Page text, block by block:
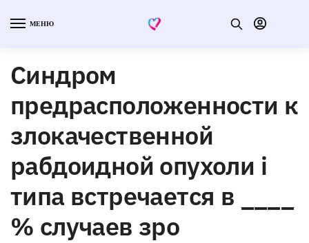
МЕНЮ
Синдром
предрасположенности к
злокачественной
рабдоидной опухоли i
типа встречается в ____
% случаев зро